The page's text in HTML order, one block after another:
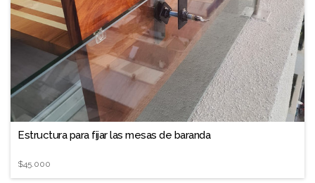
Estructura para fijar las mesas de baranda
$45.000